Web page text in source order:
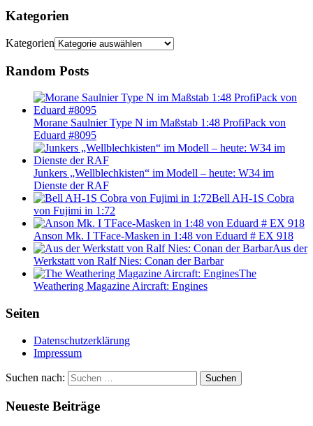
Kategorien
Kategorien
Random Posts
Morane Saulnier Type N im Maßstab 1:48 ProfiPack von
Eduard #8095
Junkers „Wellblechkisten“ im Modell – heute: W34 im
Dienste der RAF
Bell AH-1S Cobra
von Fujimi in 1:72
Anson Mk. I TFace-Masken in 1:48 von Eduard # EX 918
Aus der
Werkstatt von Ralf Nies: Conan der Barbar
The
Weathering Magazine Aircraft: Engines
Seiten
Datenschutzerklärung
Impressum
Suchen nach: Suchen
Neueste Beiträge